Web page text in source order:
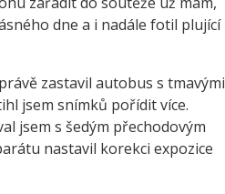
dne a i nadále fotil plující
zastavil autobus s tmavými
jsem snímků pořídit více.
jsem s šedým přechodovým
nastavil korekci expozice